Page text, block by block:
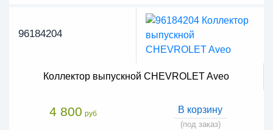
96184204
Коллектор выпускной CHEVROLET Aveo
4 800 руб В корзину
(под заказ)